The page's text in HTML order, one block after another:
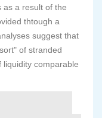
as a result of the
thtough a
suggest that
of stranded
liquidity comparable